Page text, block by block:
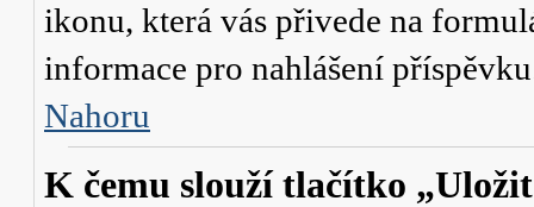
ikonu, která vás přivede na
informace pro nahlášení
Nahoru
K čemu slouží tlačítko